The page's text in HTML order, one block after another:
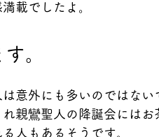
載でしたよ。
。
意外にも多いのではない
親鸞聖人の降誕会にはお
人もあるそうです。